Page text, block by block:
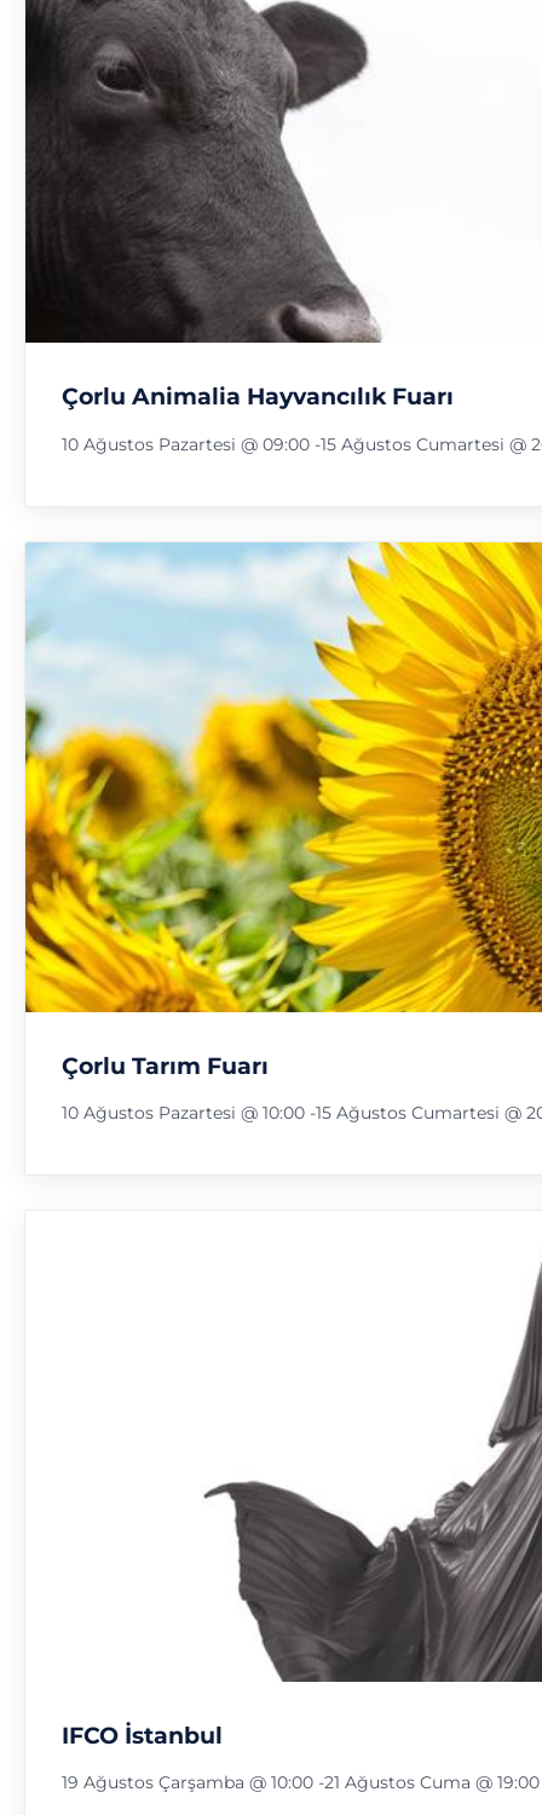
Çorlu Animalia Hayvancılık Fuarı
10 Ağustos Pazartesi @ 09:00 -15 Ağustos Cumartesi @
Çorlu Tarım Fuarı
10 Ağustos Pazartesi @ 10:00 -15 Ağustos Cumartesi @
IFCO İstanbul
19 Ağustos Çarşamba @ 10:00 -21 Ağustos Cuma @ 19:00